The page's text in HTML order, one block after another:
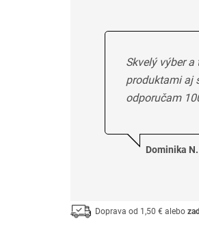
Skvelý výber
produktami aj
odporučam
Dominika N.
Doprava od 1,50 € alebo